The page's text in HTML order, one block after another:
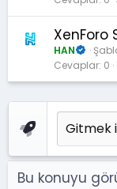
XenForo
HAN
Cevaplar 0
Bu konuyu